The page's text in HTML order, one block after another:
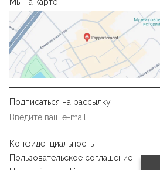
Подписаться на рассылку
Конфиденциальность
Пользовательское соглашение